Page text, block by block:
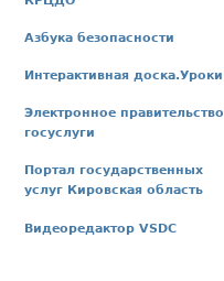
Азбука безопасности
Интерактивная доска.Уроки
Электронное правительство
госуслуги
Портал государственных
услуг Кировская область
Видеоредактор VSDC